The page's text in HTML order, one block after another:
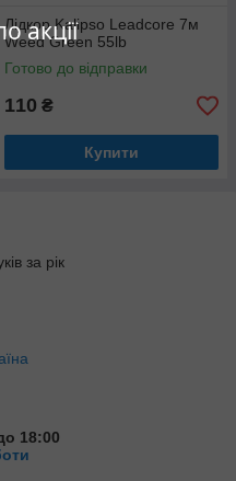
акції
Лідкор Kalipso Leadcore 7м
Weed Green 55lb
Готово до відправки
110 ₴
Купити
за рік
18:00